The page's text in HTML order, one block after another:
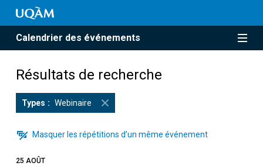
Calendrier des événements
Résultats de recherche
Types Webinaire
Masquer les répétitions d’un même événement
25 AOÛT